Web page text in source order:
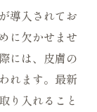
導入されてお
に欠かせませ
には、皮膚の
れます。最新
り入れること